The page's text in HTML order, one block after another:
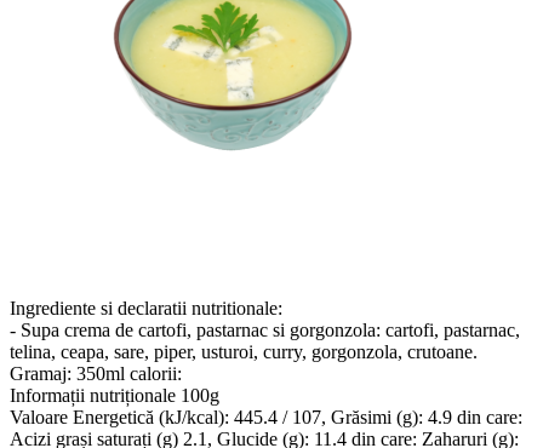
Ingrediente si declaratii nutritionale:
- Supa crema de cartofi, pastarnac si gorgonzola: cartofi, pastarnac,
telina, ceapa, sare, piper, usturoi, curry, gorgonzola, crutoane.
Gramaj: 350ml calorii:
Informații nutriționale 100g
Valoare Energetică (kJ/kcal): 445.4 / 107, Grăsimi (g): 4.9 din care:
Acizi grași saturați (g) 2.1, Glucide (g): 11.4 din care: Zaharuri (g):